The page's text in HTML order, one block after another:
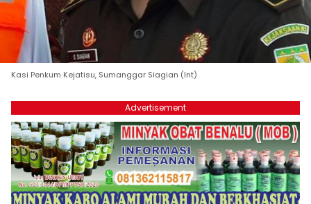
Kasi Penkum Kejatisu, Sumanggar Siagian (Int)
Advertisement